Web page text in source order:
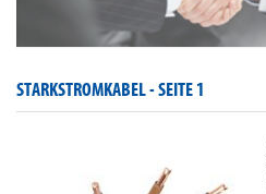
STARKSTROMKABEL -SEITE 1